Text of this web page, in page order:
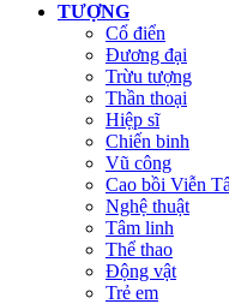
TƯỢNG
Cổ điển
Đương đại
Trừu tượng
Thần thoại
Hiệp sĩ
Chiến binh
Vũ công
Cao bồi Viễn
Nghệ thuật
Tâm linh
Thể thao
Động vật
Trẻ em